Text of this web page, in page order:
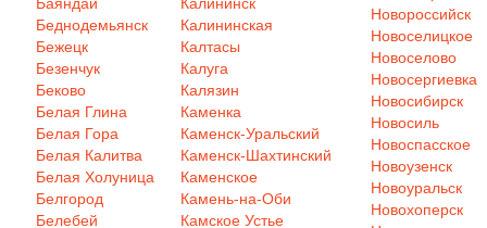
Беднодемьянск
Бежецк
Безенчук
Беково
Белая Глина
Белая Гора
Белая Калитва
Белая Холуница
Белгород
Белебей
Калининская
Калтасы
Калуга
Калязин
Каменка
Каменск-Уральский
Каменск-Шахтинский
Каменское
Камень-на-Оби
Камское Устье
Новороссийск
Новоселицкое
Новоселово
Новосергиевка
Новосибирск
Новосиль
Новоспасское
Новоузенск
Новоуральск
Новохоперск